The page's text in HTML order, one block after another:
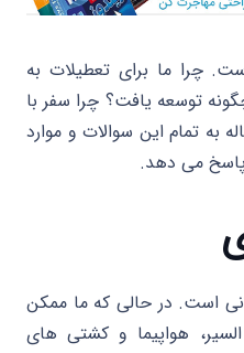
چرا ما برای تعطیلات به
توسعه یافت؟ چرا سفر با
به تمام این سوالات و موارد
پاسخ می دهد.
است. در حالی که ما ممکن
هواپیما و کشتی های